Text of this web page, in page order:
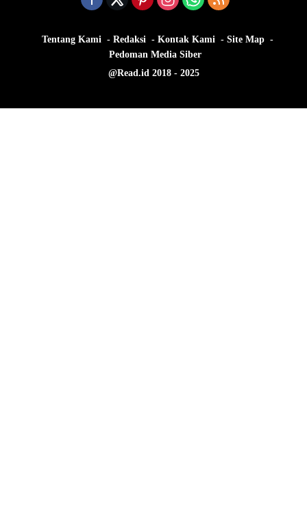
Tentang Kami Redaksi Kontak Kami
Site Map
Pedoman Media Siber
@Read.id 2018 - 2025